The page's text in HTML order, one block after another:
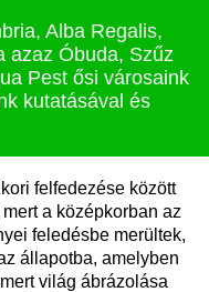
Alba Regalis,
azaz Óbuda, Szűz
Pest ősi városaink
kutatásával és
felfedezése között
a középkorban az
feledésbe merültek,
állapotba, amelyben
világ ábrázolása